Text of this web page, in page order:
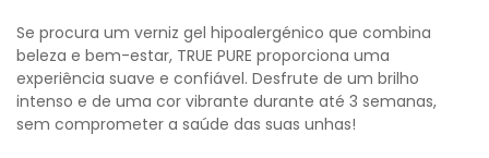
Se procura um verniz gel hipoalergénico que combina
beleza e bem-estar, TRUE PURE proporciona uma
experiência suave e confiável. Desfrute de um brilho
intenso e de uma cor vibrante durante até 3 semanas,
sem comprometer a saúde das suas unhas!